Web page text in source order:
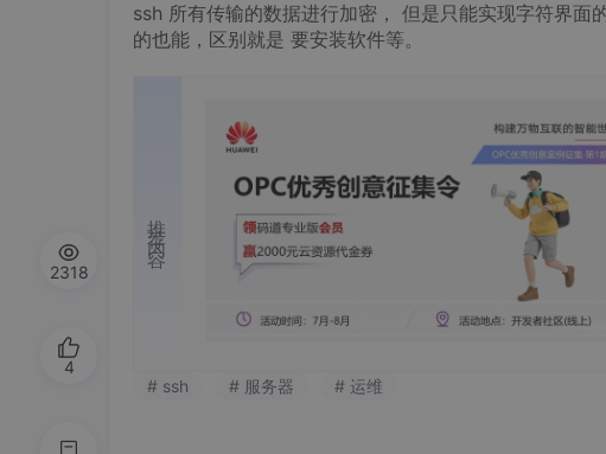
ssh 所有传输的数据进行加密， 但是只能实现字符界
的也能，区别就是 要安装软件等。
推荐内容
# ssh # 服务器 # 运维
2318
4